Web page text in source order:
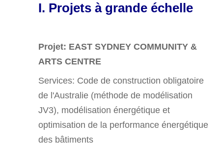
I. Projets à grande échelle
Projet: EAST SYDNEY COMMUNITY &
ARTS CENTRE
Services: Code de construction obligatoire
de l'Australie (méthode de modélisation
JV3), modélisation énergétique et
optimisation de la performance énergétique
des bâtiments